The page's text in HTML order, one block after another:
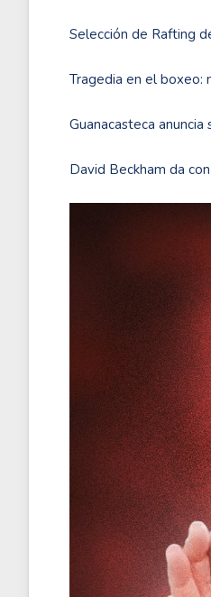
Selección de Rafting
Tragedia en el boxeo:
Guanacasteca
David Beckham da